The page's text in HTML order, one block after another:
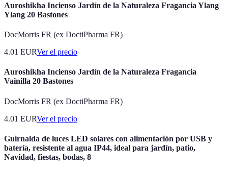
Auroshikha Incienso Jardín de la Naturaleza Fragancia Ylang
Ylang 20 Bastones
DocMorris FR (ex DoctiPharma FR)
4.01 EURVer el precio
Auroshikha Incienso Jardín de la Naturaleza Fragancia
Vainilla 20 Bastones
DocMorris FR (ex DoctiPharma FR)
4.01 EURVer el precio
Guirnalda de luces LED solares con alimentación por USB y
batería, resistente al agua IP44, ideal para jardín, patio,
Navidad, fiestas, bodas, 8